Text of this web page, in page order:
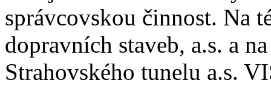
správcovskou činnost. Na
dopravních staveb, a.s. a
Strahovského tunelu a.s.